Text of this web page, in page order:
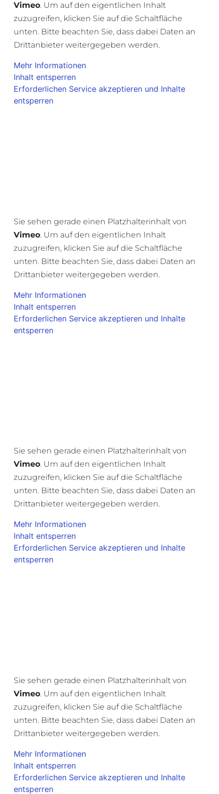
Vimeo. Um auf den eigentlichen Inhalt
zuzugreifen, klicken Sie auf die Schaltfläche
unten. Bitte beachten Sie, dass dabei Daten an
Drittanbieter weitergegeben werden.
Mehr Informationen
Inhalt entsperren
Erforderlichen Service akzeptieren und Inhalte
entsperren
Sie sehen gerade einen Platzhalterinhalt von
Vimeo. Um auf den eigentlichen Inhalt
zuzugreifen, klicken Sie auf die Schaltfläche
unten. Bitte beachten Sie, dass dabei Daten an
Drittanbieter weitergegeben werden.
Mehr Informationen
Inhalt entsperren
Erforderlichen Service akzeptieren und Inhalte
entsperren
Sie sehen gerade einen Platzhalterinhalt von
Vimeo. Um auf den eigentlichen Inhalt
zuzugreifen, klicken Sie auf die Schaltfläche
unten. Bitte beachten Sie, dass dabei Daten an
Drittanbieter weitergegeben werden.
Mehr Informationen
Inhalt entsperren
Erforderlichen Service akzeptieren und Inhalte
entsperren
Sie sehen gerade einen Platzhalterinhalt von
Vimeo. Um auf den eigentlichen Inhalt
zuzugreifen, klicken Sie auf die Schaltfläche
unten. Bitte beachten Sie, dass dabei Daten an
Drittanbieter weitergegeben werden.
Mehr Informationen
Inhalt entsperren
Erforderlichen Service akzeptieren und Inhalte
entsperren